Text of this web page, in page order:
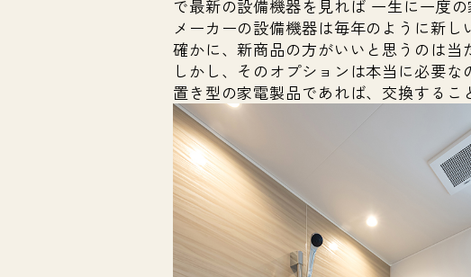
で最新の設備機器を見れば 一生に一度
メーカーの設備機器は毎年のように新し
確かに、新商品の方がいいと思うのは当
しかし、そのオプションは本当に必要
置き型の家電製品であれば、交換するこ